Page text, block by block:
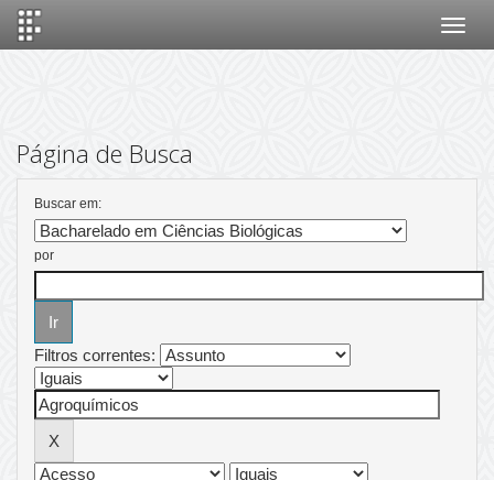
Página de Busca
Buscar em:
por
Filtros correntes: